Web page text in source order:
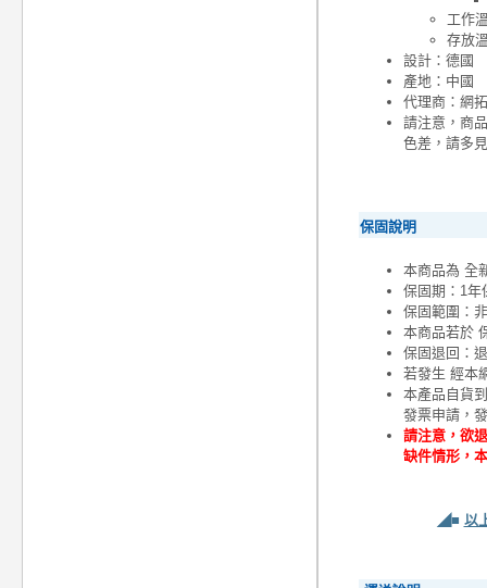
工作
存放
設計：德國
產地：中國
代理商：網
請注意，商
色差，請多
保固說明
本商品為 全
保固期：1年
保固範圍：
本商品若於
保固退回：
若發生 經本
本產品自貨
發票申請，
請注意，欲
缺件情形，
◢■ 以